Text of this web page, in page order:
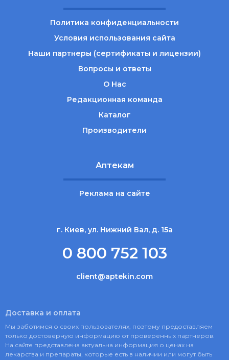
Политика конфиденциальности
Условия использования сайта
Наши партнеры (сертификаты и лицензии)
Вопросы и ответы
О Нас
Редакционная команда
Каталог
Производители
Аптекам
Реклама на сайте
г. Киев, ул. Нижний Вал, д. 15а
0 800 752 103
client@aptekin.com
Доставка и оплата
Мы заботимся о своих пользователях, поэтому предоставляем
только достоверную информацию от проверенных партнеров.
На сайте представлена актуальна информация о ценах на
лекарства и препараты, которые есть в наличии или могут быть